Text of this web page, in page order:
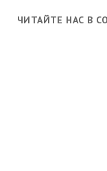
ЧИТАЙТЕ НАС В